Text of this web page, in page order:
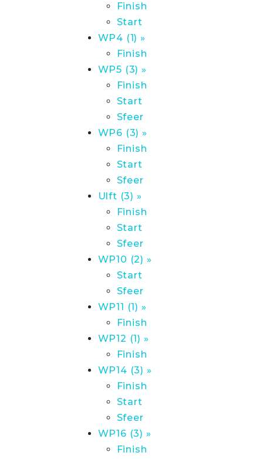
Finish
Start
WP4 (1) »
Finish
WP5 (3) »
Finish
Start
Sfeer
WP6 (3) »
Finish
Start
Sfeer
Ulft (3) »
Finish
Start
Sfeer
WP10 (2) »
Start
Sfeer
WP11 (1) »
Finish
WP12 (1) »
Finish
WP14 (3) »
Finish
Start
Sfeer
WP16 (3) »
Finish